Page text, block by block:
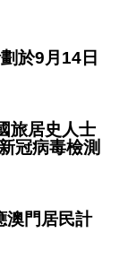
於9月14日
旅居史人士
冠病毒檢測
澳門居民計